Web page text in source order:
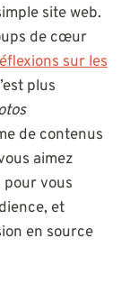
site web.
de cœur
sur les
plus
de contenus
aimez
pour vous
et
en source